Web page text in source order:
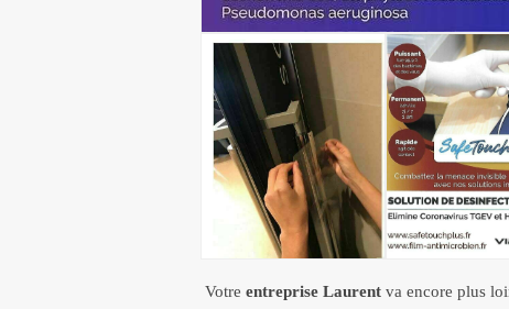
Votre entreprise Laurent va encore plus